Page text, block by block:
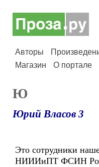
Авторы
Магазин
О портале
Ю
Юрий Власов 3
Это сотрудники
НИИИиПТ ФСИН